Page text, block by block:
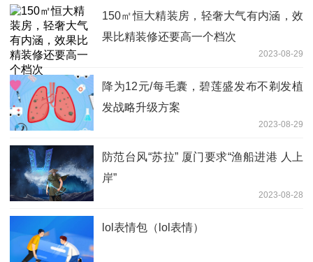
150㎡恒大精装房，轻奢大气有内涵，效
果比精装修还要高一个档次
2023-08-29
降为12元/每毛囊，碧莲盛发布不剃发植
发战略升级方案
2023-08-29
防范台风“苏拉” 厦门要求“渔船进港 人上
岸”
2023-08-28
lol表情包（lol表情）